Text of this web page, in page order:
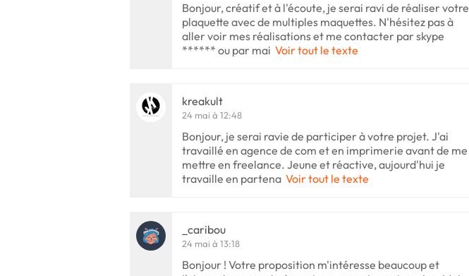
Bonjour, créatif et à l'écoute, je serai ravi de réaliser votre
plaquette avec de multiples maquettes. N'hésitez pas à
aller voir mes réalisations et me contacter par skype
****** ou par mai Voir tout le texte
kreakult
24 mai à 12:48
Bonjour, je serai ravie de participer à votre projet. J'ai
travaillé en agence de com et en imprimerie avant de me
mettre en freelance. Jeune et réactive, aujourd'hui je
travaille en partena Voir tout le texte
_caribou
24 mai à 13:18
Bonjour ! Votre proposition m'intéresse beaucoup et